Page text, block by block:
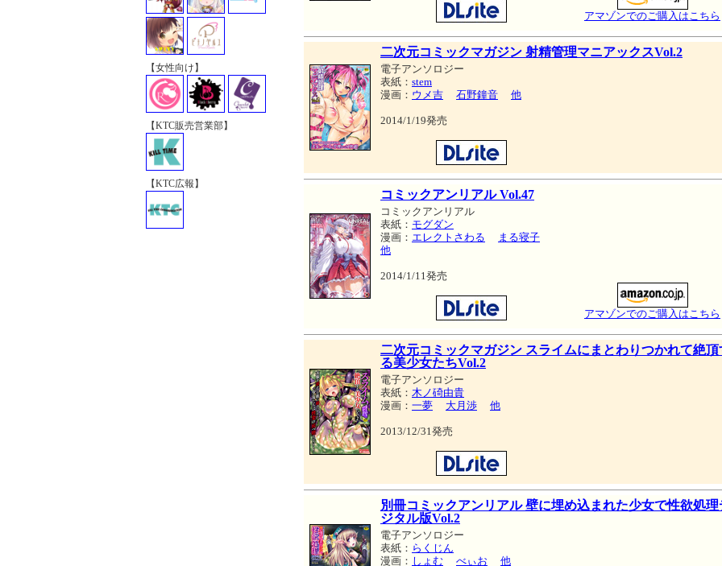
【女性向け】
【KTC販売営業部】
【KTC広報】
アマゾンでのご購入はこちら
二次元コミックマガジン 射精管理マニアックスVol.2
電子アンソロジー
表紙： stem
漫画： ウメ吉 石野鐘音 他
2014/1/19発売
コミックアンリアル Vol.47
コミックアンリアル
表紙： モグダン
漫画： エレクトさわる
まる寝子
他
2014/1/11発売
アマゾンでのご購入はこちら
二次元コミックマガジン スライムにまとわりつかれて絶頂
る美少女たちVol.2
電子アンソロジー
表紙： 木ノ碕由貴
漫画： 一夢 大月渉 他
2013/12/31発売
別冊コミックアンリアル 壁に埋め込まれた少女で性欲処理
ジタル版Vol.2
電子アンソロジー
表紙： らくじん
漫画： しょむ べぃお 他